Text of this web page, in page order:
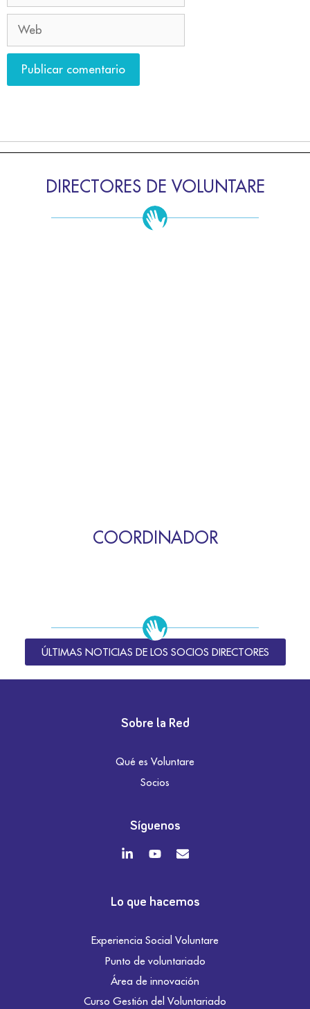
DIRECTORES DE VOLUNTARE
COORDINADOR
ÚLTIMAS NOTICIAS DE LOS SOCIOS DIRECTORES
Sobre la Red
Qué es Voluntare
Socios
Síguenos
Lo que hacemos
Experiencia Social Voluntare
Punto de voluntariado
Área de innovación
Curso Gestión del Voluntariado